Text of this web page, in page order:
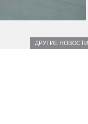
ДРУГИЕ НОВОСТИ